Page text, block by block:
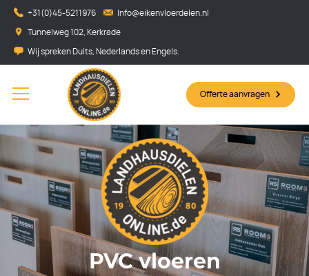
+31(0)45-5211976 Info@eikenvloerdelen.nl
Tunnelweg 102, Kerkrade
Wij spreken Duits, Nederlands en Engels.
Offerte aanvragen
PVC vloeren